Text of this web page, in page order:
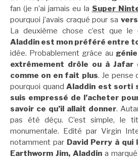
fan (je n’ai jamais eu la Super
pourquoi j’avais craqué pour sa
La deuxième chose c’est que le
Aladdin est mon préféré entre
idée. Probablement grâce au
extrêmement drôle ou à Jafar
comme on en fait plus. Je pense
pourquoi quand Aladdin est sorti
suis empressé de l’acheter
savoir ce qu’il allait donner.
pas été déçu. C’est simple, le
monumentale. Edité par Virgin
notamment par David Perry à qui
Earthworm Jim, Aladdin a